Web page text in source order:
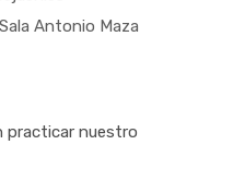
Antonio Maza
practicar nuestro